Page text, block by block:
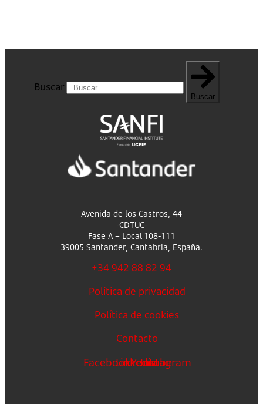
Buscar
Buscar
Avenida de los Castros, 44
-CDTUC-
Fase A – Local 108-111
39005 Santander, Cantabria, España.
+34 942 88 82 94
Política de privacidad
Política de cookies
Contacto
FacebookLinkedin
Youtube
Instagram